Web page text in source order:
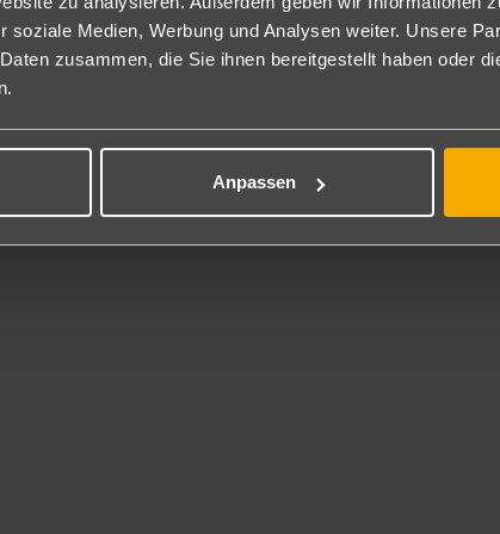
soziale Medien, Werbung und Analysen weiter. Unsere
zusammen, die Sie ihnen bereitgestellt haben oder
Anpassen
unseren Gästen im gesamten Hotel kostenlos zur